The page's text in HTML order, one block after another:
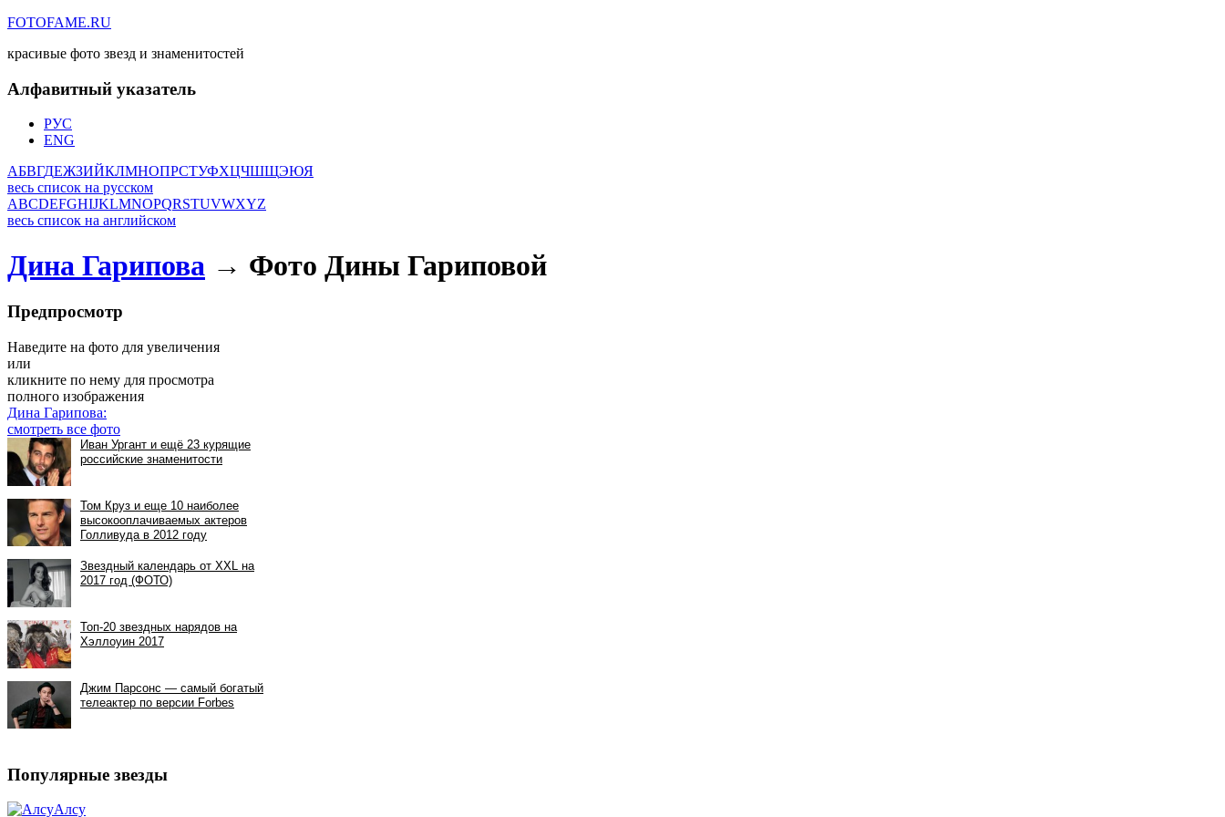
FOTOFAME.RU
красивые фото звезд и знаменитостей
Алфавитный указатель
РУС
ENG
АБВГДЕЖЗИЙКЛМНОПРСТУФХЦЧШЩЭЮЯ
весь список на русском
ABCDEFGHIJKLMNOPQRSTUVWXYZ
весь список на английском
Дина Гарипова → Фото Дины Гариповой
Предпросмотр
Наведите на фото для увеличения
или
кликните по нему для просмотра
полного изображения
Дина Гарипова:
смотреть все фото
Популярные звезды
Алсу